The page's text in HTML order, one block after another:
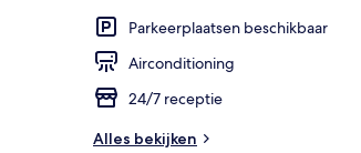
Parkeerplaatsen beschikbaar
Airconditioning
24/7 receptie
Alles bekijken